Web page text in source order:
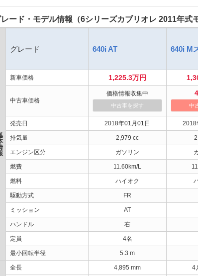
ード・モデル情報（6シリーズカブリオレ 2011年式
グレード 640i AT 640i M
新車価格 1,225.3万円
中古車価格
価格情報収集中
中古車を探す 中
発売日 2018年01月01日 2018
排気量 2,979 cc
エンジン区分 ガソリン
燃費 11.60km/L
燃料 ハイオク
駆動方式 FR
ミッション AT
ハンドル 右
定員 4名
最小回転半径 5.3 m
全長 4,895 mm